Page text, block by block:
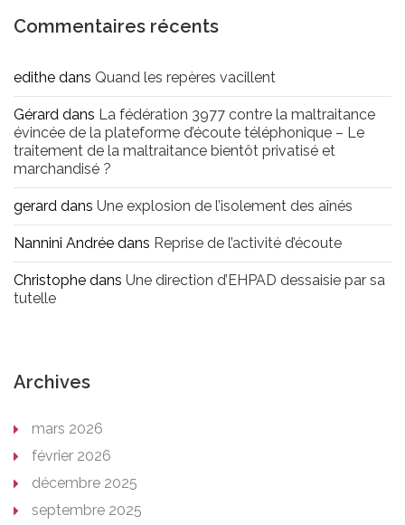
Commentaires récents
edithe dans Quand les repères vacillent
Gérard dans La fédération 3977 contre la maltraitance
évincée de la plateforme d’écoute téléphonique – Le
traitement de la maltraitance bientôt privatisé et
marchandisé ?
gerard dans Une explosion de l’isolement des aînés
Nannini Andrée dans Reprise de l’activité d’écoute
Christophe dans Une direction d’EHPAD dessaisie par sa
tutelle
Archives
mars 2026
février 2026
décembre 2025
septembre 2025